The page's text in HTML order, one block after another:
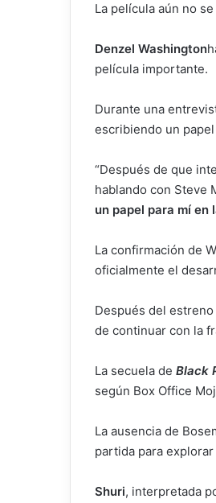
La película aún no
Denzel Washington
película importante.
Durante una
escribiendo un
“Después de que
hablando con Steve
un papel para mí en
La confirmación de
oficialmente el
Después del estreno
de continuar con la
La secuela de Black
según Box Office
La ausencia de
partida para
Shuri, interpretada